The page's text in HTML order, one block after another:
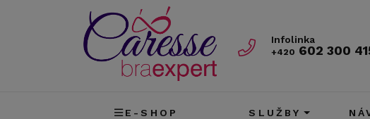
Infolinka
+420 602 300
E-SHOP SLUŽBY